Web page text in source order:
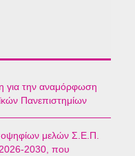
για την αναμόρφωση
Πανεπιστημίων
μελών Σ.Ε.Π.
2030, που